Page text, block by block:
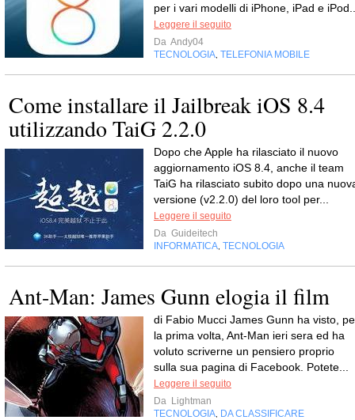
per i vari modelli di iPhone, iPad e
Leggere il seguito
Da Andy04
TECNOLOGIA TELEFONIA MOBILE
Come installare il Jailbreak iOS 8.4
utilizzando TaiG 2.2.0
Dopo che Apple ha rilasciato il nuovo
aggiornamento iOS 8.4, anche il team
TaiG ha rilasciato subito dopo una
versione (v2.2.0) del loro tool per...
Leggere il seguito
Da Guideitech
INFORMATICA TECNOLOGIA
Ant-Man: James Gunn elogia il film
di Fabio Mucci James Gunn ha visto,
la prima volta, Ant-Man ieri sera ed ha
voluto scriverne un pensiero proprio
sulla sua pagina di Facebook. Potete...
Leggere il seguito
Da Lightman
TECNOLOGIA DA CLASSIFICARE